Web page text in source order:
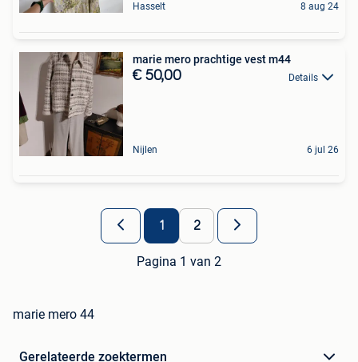
Hasselt 8 aug 24
marie mero prachtige vest m44
€ 50,00 Details
Nijlen 6 jul 26
1 2
Pagina 1 van 2
marie mero 44
Gerelateerde zoektermen